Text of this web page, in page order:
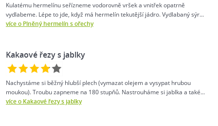
Kulatému hermelínu seřízneme vodorovně vršek a vnitřek opatrně
vydlabeme. Lépe to jde, když má hermelín tekutější jádro. Vydlabaný sýr...
více o Plněný hermelín s ořechy
Kakaové řezy s jablky
Nachystáme si běžný hlubší plech (vymazat olejem a vysypat hrubou
moukou). Troubu zapneme na 180 stupňů. Nastrouháme si jablka a také...
více o Kakaové řezy s jablky